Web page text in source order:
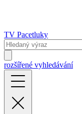
TV Pacetluky
rozšířené vyhledávání